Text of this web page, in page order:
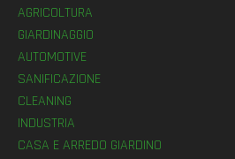
AGRICOLTURA
GIARDINAGGIO
AUTOMOTIVE
SANIFICAZIONE
CLEANING
INDUSTRIA
CASA E ARREDO GIARDINO